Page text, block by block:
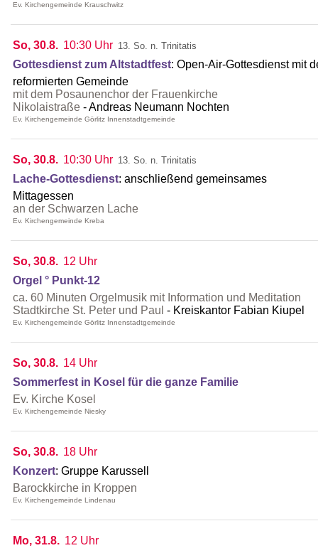
Ev. Kirchengemeinde Krauschwitz
So, 30.8. 10:30 Uhr 13. So. n. Trinitatis
Gottesdienst zum Altstadtfest: Open-Air-Gottesdienst mit
reformierten Gemeinde
mit dem Posaunenchor der Frauenkirche
Nikolaistraße
Andreas Neumann Nochten
Ev. Kirchengemeinde Görlitz Innenstadtgemeinde
So, 30.8. 10:30 Uhr 13. So. n. Trinitatis
Lache-Gottesdienst: anschließend gemeinsames
Mittagessen
an der Schwarzen Lache
Ev. Kirchengemeinde Kreba
So, 30.8. 12 Uhr
Orgel ° Punkt-12
ca. 60 Minuten Orgelmusik mit Information und Meditation
Stadtkirche St. Peter und Paul
Kreiskantor Fabian Kiupel
Ev. Kirchengemeinde Görlitz Innenstadtgemeinde
So, 30.8. 14 Uhr
Sommerfest in Kosel für die ganze Familie
Ev. Kirche Kosel
Ev. Kirchengemeinde Niesky
So, 30.8. 18 Uhr
Konzert: Gruppe Karussell
Barockkirche in Kroppen
Ev. Kirchengemeinde Lindenau
Mo, 31.8. 12 Uhr